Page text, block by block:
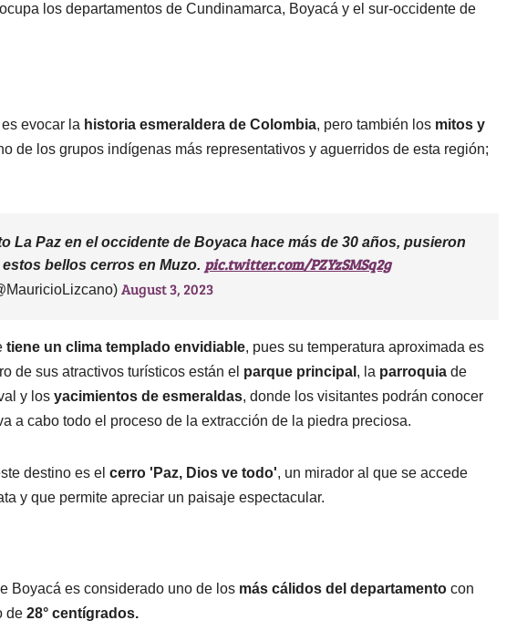
los departamentos de Cundinamarca, Boyacá y el sur-occidente de
evocar la historia esmeraldera de Colombia, pero también los mitos y
de los grupos indígenas más representativos y aguerridos de esta región;
La Paz en el occidente de Boyaca hace más de 30 años, pusieron
bellos cerros en Muzo. pic.twitter.com/PZYzSMSq2g
August 3, 2023
tiene un clima templado envidiable, pues su temperatura aproximada es
de sus atractivos turísticos están el parque principal , la parroquia de
y los yacimientos de esmeraldas, donde los visitantes podrán conocer
a cabo todo el proceso de la extracción de la piedra preciosa.
destino es el cerro 'Paz, Dios ve todo', un mirador al que se accede
y que permite apreciar un paisaje espectacular.
Boyacá es considerado uno de los más cálidos del departamento con
de 28° centígrados.